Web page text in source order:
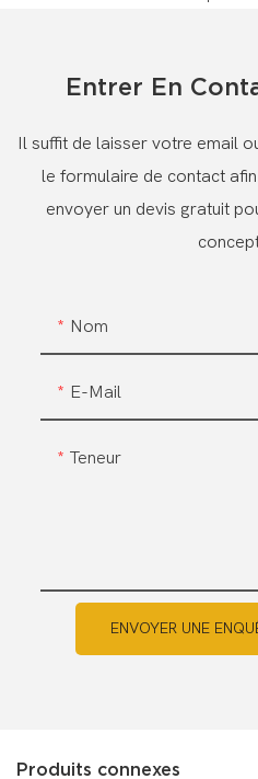
Entrer En
Il suffit de laisser votre email
le formulaire de contact
envoyer un devis gratuit
Nom
E-Mail
Teneur
ENVOYER UNE
Produits connexes